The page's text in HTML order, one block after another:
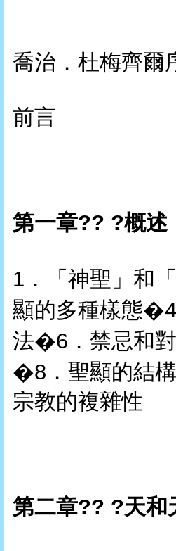
喬治．杜梅齊爾
前言
第一章?? ?概述
1．「神聖」和
顯的多種樣態
法�6．禁忌和
�8．聖顯的結
宗教的複雜性
第二章?? ?天和